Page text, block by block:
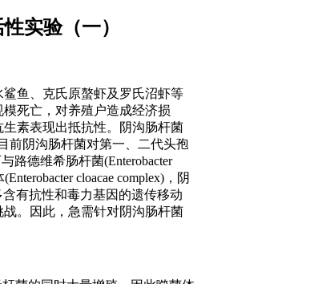
实验（一）
鱼、克氏原螯虾及罗氏沼虾等
死亡，对养殖户造成经济损
素表现出抵抗性。阴沟肠杆菌
前阴沟肠杆菌对第一、二代头孢
路德维希肠杆菌(Enterobacter
cloacae complex)，阴
有抗性和毒力基因的遗传移动
。因此，急需针对阴沟肠杆菌